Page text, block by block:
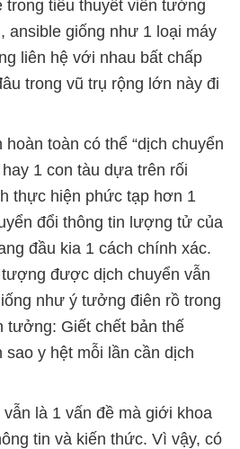
trong tiểu thuyết viễn tưởng
ansible giống như 1 loại máy
liên hệ với nhau bất chấp
trong vũ trụ rộng lớn này đi
toàn có thể “dịch chuyển
1 con tàu dựa trên rối
thực hiện phức tạp hơn 1
đổi thông tin lượng tử của
đầu kia 1 cách chính xác.
được dịch chuyển vẫn
như ý tưởng điên rồ trong
tưởng: Giết chết bản thế
y hệt mỗi lần cần dịch
là 1 vấn đề mà giới khoa
tin và kiến thức. Vì vậy, có